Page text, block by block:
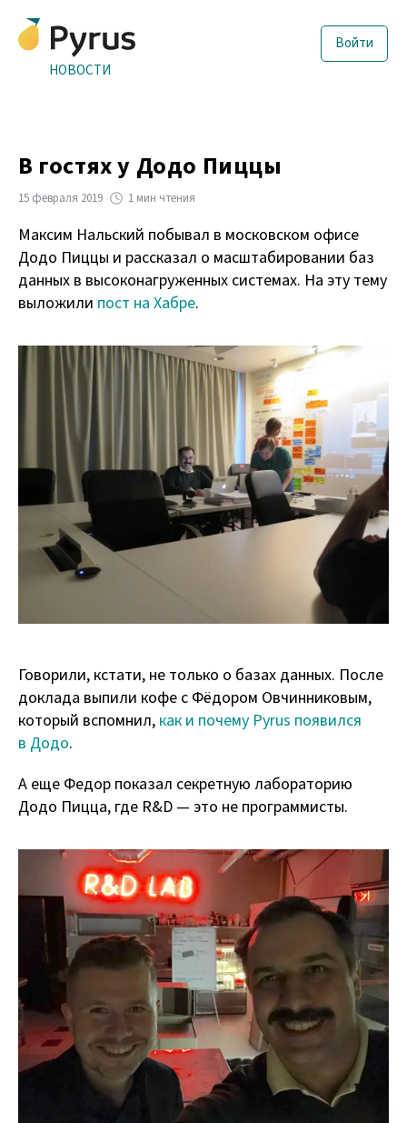
НОВОСТИ
Войти
В гостях у Додо Пиццы
15 февраля 2019 1 мин чтения
Максим Нальский побывал в московском офисе
Додо Пиццы и рассказал о масштабировании баз
данных в высоконагруженных системах. На эту тему
выложили пост на Хабре.
Говорили, кстати, не только о базах данных. После
доклада выпили кофе с Фёдором Овчинниковым,
который вспомнил, как и почему Pyrus появился
в Додо.
А еще Федор показал секретную лабораторию
Додо Пицца, где R&D — это не программисты.